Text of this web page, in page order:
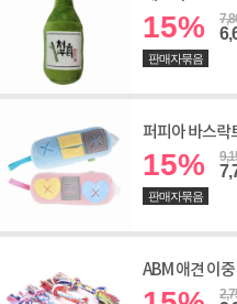
15%
판매자묶음
퍼피아 바스락
15%
판매자묶음
ABM 애견 이